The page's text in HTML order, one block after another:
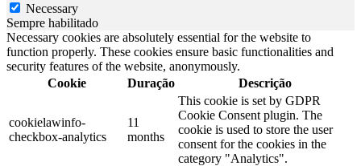
Necessary
Sempre habilitado
Necessary cookies are absolutely essential for the website to
function properly. These cookies ensure basic functionalities and
security features of the website, anonymously.
Cookie
Duração Descrição
cookielawinfo-
checkbox-analytics
11
months
This cookie is set by GDPR
Cookie Consent plugin. The
cookie is used to store the user
consent for the cookies in the
category "Analytics".